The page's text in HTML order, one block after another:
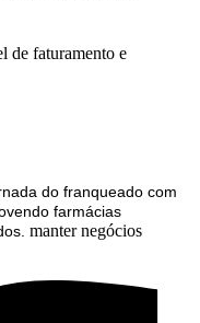
de faturamento e
do franqueado com
farmácias
manter negócios